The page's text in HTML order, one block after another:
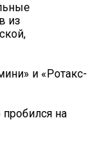
из
и «Ротакс-
на